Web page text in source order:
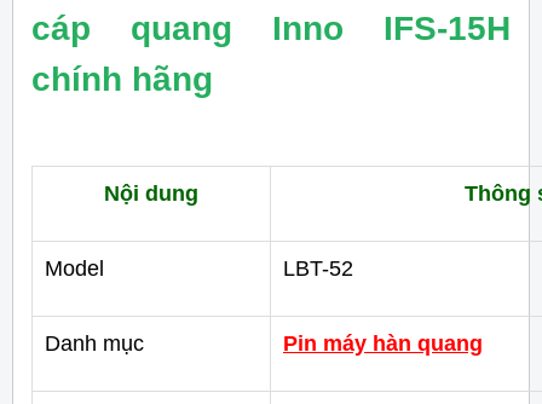
cáp quang Inno IFS-15H
chính hãng
Nội dung Thông
Model LBT-52
Danh mục Pin máy hàn quang